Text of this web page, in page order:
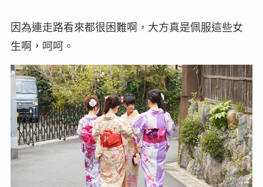
因為連走路看來都很困難啊，大方真是佩服這些女
生啊，呵呵。